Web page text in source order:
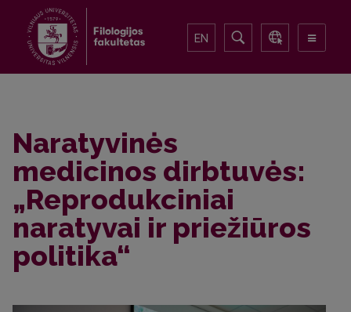
EN
Naratyvinės
medicinos dirbtuvės:
„Reprodukciniai
naratyvai ir priežiūros
politika“